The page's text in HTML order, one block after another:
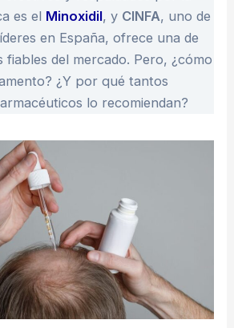
es el Minoxidil, y CINFA, uno de
en España, ofrece una de
fiables del mercado. Pero, ¿cómo
¿Y por qué tantos
lo recomiendan?